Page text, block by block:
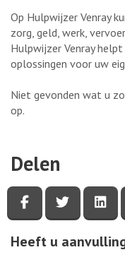
Op Hulpwijzer Venray
zorg, geld, werk,
Hulpwijzer Venray
oplossingen voor uw
Niet gevonden wat u
op.
Delen
Deel deze
Deel
Heeft u